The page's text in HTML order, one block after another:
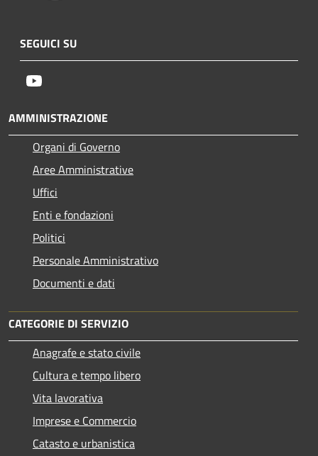
SEGUICI SU
AMMINISTRAZIONE
Organi di Governo
Aree Amministrative
Uffici
Enti e fondazioni
Politici
Personale Amministrativo
Documenti e dati
CATEGORIE DI SERVIZIO
Anagrafe e stato civile
Cultura e tempo libero
Vita lavorativa
Imprese e Commercio
Catasto e urbanistica